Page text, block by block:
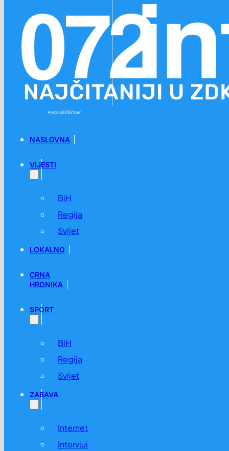
AndroidiOSViber
NASLOVNA
VIJESTI
BiH
Regija
Svijet
LOKALNO
CRNA
HRONIKA
SPORT
BiH
Regija
Svijet
ZABAVA
Internet
Intervjui